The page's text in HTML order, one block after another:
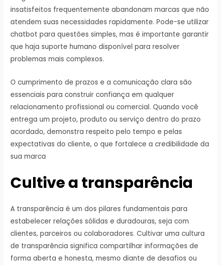
insatisfeitos frequentemente abandonam marcas que não
atendem suas necessidades rapidamente. Pode-se utilizar
chatbot para questões simples, mas é importante garantir
que haja suporte humano disponível para resolver
problemas mais complexos.
O cumprimento de prazos e a comunicação clara são
essenciais para construir confiança em qualquer
relacionamento profissional ou comercial. Quando você
entrega um projeto, produto ou serviço dentro do prazo
acordado, demonstra respeito pelo tempo e pelas
expectativas do cliente, o que fortalece a credibilidade da
sua marca
Cultive a transparência
A transparência é um dos pilares fundamentais para
estabelecer relações sólidas e duradouras, seja com
clientes, parceiros ou colaboradores. Cultivar uma cultura
de transparência significa compartilhar informações de
forma aberta e honesta, mesmo diante de desafios ou